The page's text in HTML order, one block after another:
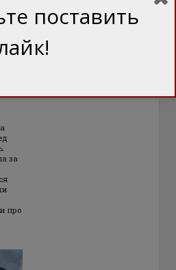
за
про
поставить